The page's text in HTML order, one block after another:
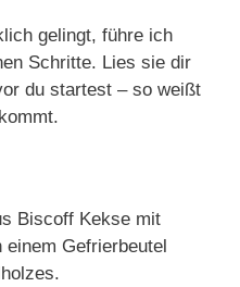
gelingt, führe ich
Schritte. Lies sie dir
du startest – so weißt
Biscoff Kekse mit
Gefrierbeutel